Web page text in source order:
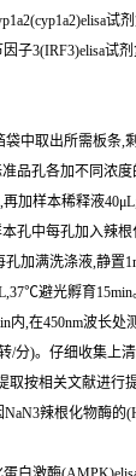
试
子3(IRF3)elisa试
袋中取出所需板条,
品孔各加不同浓度
加样本稀释液
孔中每孔加入辣
加满洗涤液,静置
避光孵育15min
内,在450nm波长处
/分)。仔细收集上
取按相关文献进行
辣根化物酶的